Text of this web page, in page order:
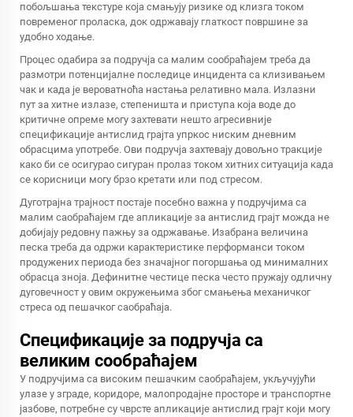
побољшања текстуре која смањују ризике од клизга током
повременог проласка, док одржавају глаткост површине за
удобно ходање.
Процес одабира за подручја са малим сообраћајем треба да
размотри потенцијалне последице инцидента са клизивањем
чак и када је вероватноћа настања релативно мала. Излазни
пут за хитне излазе, степеништа и приступа која воде до
критичне опреме могу захтевати нешто агресивније
спецификације антислид грајта упркос ниским дневним
обрасцима употребе. Ови подручја захтевају довољно тракције
како би се осигурао сигуран пролаз током хитних ситуација када
се корисници могу брзо кретати или под стресом.
Дуготрајна трајност постаје посебно важна у подручјима са
малим саобраћајем где апликације за антислид грајт можда не
добијају редовну пажњу за одржавање. Изабрана величина
песка треба да одржи карактеристике перформанси током
продужених периода без значајног погоршања од минималних
обрасца зноја. Дефинитне честице песка често пружају одличну
дуговечност у овим окружењима због смањења механичког
стреса од пешачког саобраћаја.
Спецификације за подручја са
великим сообраћајем
У подручјима са високим пешачким саобраћајем, укључујући
улазе у зграде, коридоре, малопродајне просторе и транспортне
јазбове, потребне су чврсте апликације антислид грајт који могу